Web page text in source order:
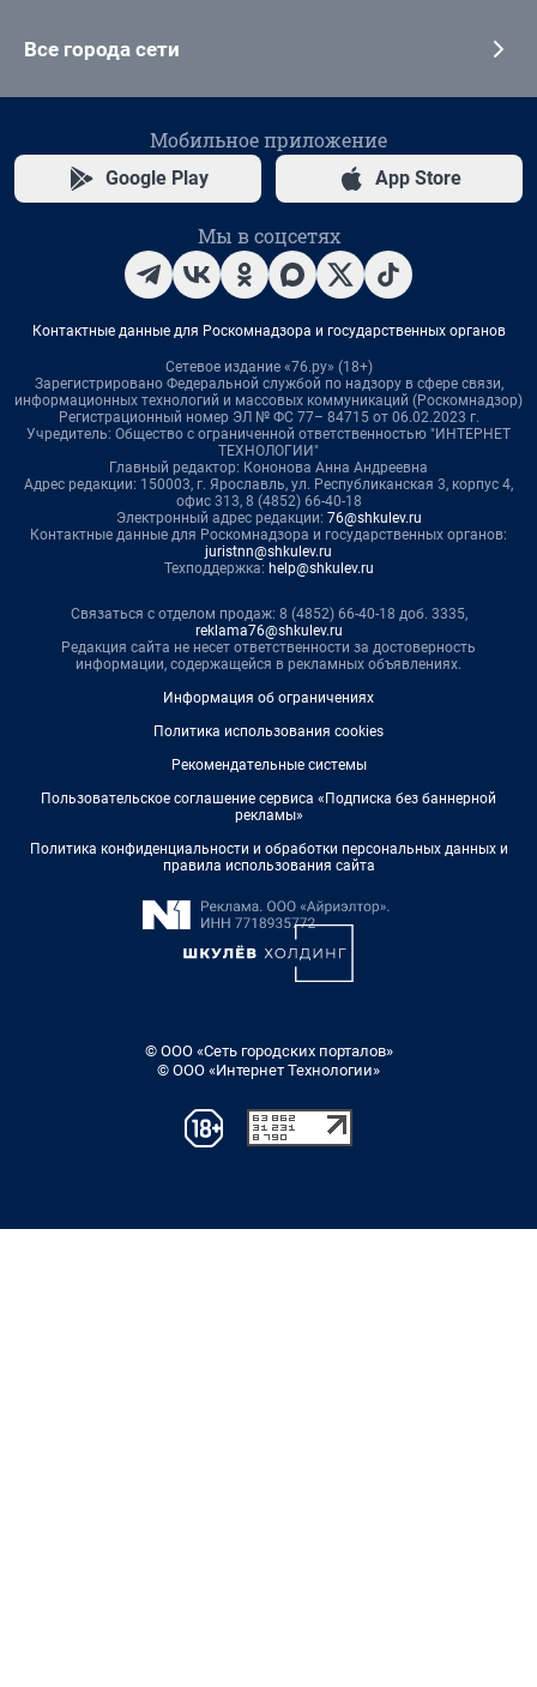
Все города сети
Мобильное приложение
Google Play App Store
Мы в соцсетях
Контактные данные для Роскомнадзора и государственных органов
Сетевое издание «76.ру» (18+)
Зарегистрировано Федеральной службой по надзору в сфере связи,
информационных технологий и массовых коммуникаций (Роскомнадзор)
Регистрационный номер ЭЛ № ФС 77– 84715 от 06.02.2023 г.
Учредитель: Общество с ограниченной ответственностью "ИНТЕРНЕТ
ТЕХНОЛОГИИ"
Главный редактор: Кононова Анна Андреевна
Адрес редакции: 150003, г. Ярославль, ул. Республиканская 3, корпус 4,
офис 313, 8 (4852) 66-40-18
Электронный адрес редакции: 76@shkulev.ru
Контактные данные для Роскомнадзора и государственных органов:
juristnn@shkulev.ru
Техподдержка: help@shkulev.ru
Связаться с отделом продаж: 8 (4852) 66-40-18 доб. 3335,
reklama76@shkulev.ru
Редакция сайта не несет ответственности за достоверность
информации, содержащейся в рекламных объявлениях.
Информация об ограничениях
Политика использования cookies
Рекомендательные системы
Пользовательское соглашение сервиса «Подписка без баннерной
рекламы»
Политика конфиденциальности и обработки персональных данных и
правила использования сайта
© ООО «Сеть городских порталов»
© ООО «Интернет Технологии»